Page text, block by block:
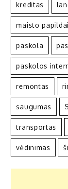
kreditas
maisto papildai
paskola
paskolos
remontas
saugumas
transportas
vėdinimas